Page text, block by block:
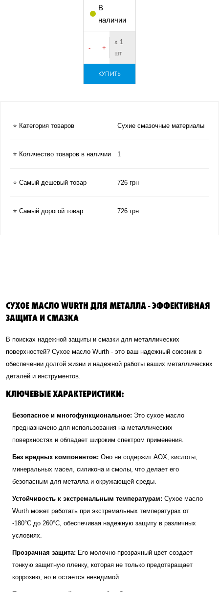
В
наличии
- +
х 1
шт
КУПИТЬ
⭐ Категория товаров Сухие смазочные материалы
⭐ Количество товаров в наличии 1
⭐ Самый дешевый товар 726 грн
⭐ Самый дорогой товар 726 грн
СУХОЕ МАСЛО WURTH ДЛЯ МЕТАЛЛА - ЭФФЕКТИВНАЯ
ЗАЩИТА И СМАЗКА
В поисках надежной защиты и смазки для металлических
поверхностей? Сухое масло Wurth - это ваш надежный союзник в
обеспечении долгой жизни и надежной работы ваших металлических
деталей и инструментов.
КЛЮЧЕВЫЕ ХАРАКТЕРИСТИКИ:
Безопасное и многофункциональное: Это сухое масло
предназначено для использования на металлических
поверхностях и обладает широким спектром применения.
Без вредных компонентов: Оно не содержит AOX, кислоты,
минеральных масел, силикона и смолы, что делает его
безопасным для металла и окружающей среды.
Устойчивость к экстремальным температурам: Сухое масло
Wurth может работать при экстремальных температурах от
-180°C до 260°C, обеспечивая надежную защиту в различных
условиях.
Прозрачная защита: Его молочно-прозрачный цвет создает
тонкую защитную пленку, которая не только предотвращает
коррозию, но и остается невидимой.